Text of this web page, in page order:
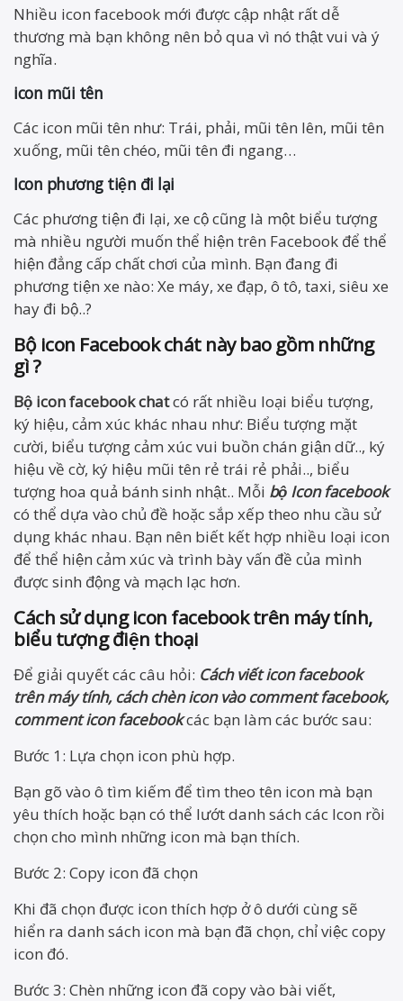
Nhiều icon facebook mới được cập nhật rất dễ
thương mà bạn không nên bỏ qua vì nó thật vui và ý
nghĩa.
icon mũi tên
Các icon mũi tên như: Trái, phải, mũi tên lên, mũi tên
xuống, mũi tên chéo, mũi tên đi ngang…
Icon phương tiện đi lại
Các phương tiện đi lại, xe cộ cũng là một biểu tượng
mà nhiều người muốn thể hiện trên Facebook để thể
hiện đẳng cấp chất chơi của mình. Bạn đang đi
phương tiện xe nào: Xe máy, xe đạp, ô tô, taxi, siêu xe
hay đi bộ..?
Bộ icon Facebook chát này bao gồm những
gì ?
Bộ icon facebook chatcó rất nhiều loại biểu tượng,
ký hiệu, cảm xúc khác nhau như: Biểu tượng mặt
cười, biểu tượng cảm xúc vui buồn chán giận dữ.., ký
hiệu về cờ, ký hiệu mũi tên rẻ trái rẻ phải.., biểu
tượng hoa quả bánh sinh nhật.. Mỗi bộ Icon facebook
có thể dựa vào chủ đề hoặc sắp xếp theo nhu cầu sử
dụng khác nhau. Bạn nên biết kết hợp nhiều loại icon
để thể hiện cảm xúc và trình bày vấn đề của mình
được sinh động và mạch lạc hơn.
Cách sử dụng icon facebook trên máy tính,
biểu tượngđiện thoại
Để giải quyết các câu hỏi: Cách viết icon facebook
trên máy tính, cách chèn icon vào comment facebook,
comment icon facebookcác bạn làm các bước sau:
Bước 1: Lựa chọn icon phù hợp.
Bạn gõ vào ô tìm kiếm để tìm theo tên icon mà bạn
yêu thích hoặc bạn có thể lướt danh sách các Icon rồi
chọn cho mình những icon mà bạn thích.
Bước 2: Copy icon đã chọn
Khi đã chọn được icon thích hợp ở ô dưới cùng sẽ
hiển ra danh sách icon mà bạn đã chọn, chỉ việc copy
icon đó.
Bước 3: Chèn những icon đã copy vào bài viết,